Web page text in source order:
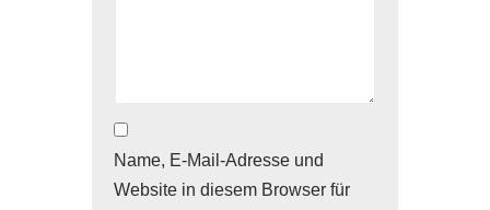
Name, E-Mail-Adresse und
Website in diesem Browser für